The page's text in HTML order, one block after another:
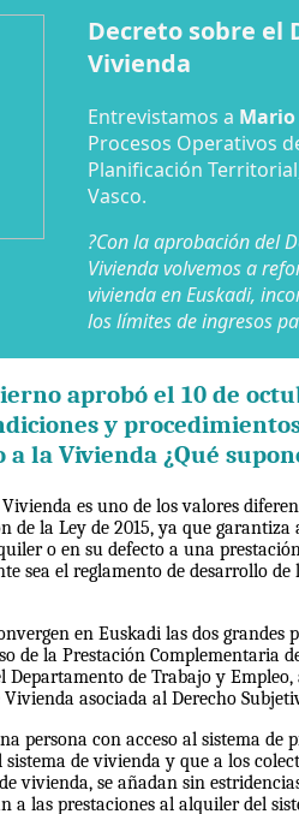
Decreto sobre el
Vivienda
Entrevistamos a Mario
Procesos Operativos
Planificación
Vasco.
?Con la aprobación del
Vivienda volvemos a
vivienda en Euskadi,
los límites de ingresos
aprobó el 10 de
y
a la Vivienda ¿Qué
es uno de los valores
de la Ley de 2015, ya que
o en su defecto a una
sea el reglamento de desarrollo
en Euskadi las dos grandes
de la Prestación Complementaria
Departamento de Trabajo y
asociada al Derecho
persona con acceso al sistema de
de vivienda y que a los
vivienda, se añadan sin
a las prestaciones al alquiler del